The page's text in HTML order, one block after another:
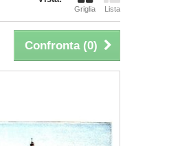
Griglia Lista
Confronta (0)